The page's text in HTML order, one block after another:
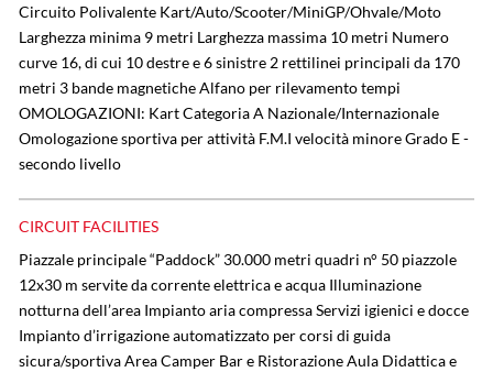
Circuito Polivalente Kart/Auto/Scooter/MiniGP/Ohvale/Moto
Larghezza minima 9 metri Larghezza massima 10 metri Numero
curve 16, di cui 10 destre e 6 sinistre 2 rettilinei principali da 170
metri 3 bande magnetiche Alfano per rilevamento tempi
OMOLOGAZIONI: Kart Categoria A Nazionale/Internazionale
Omologazione sportiva per attività F.M.I velocità minore Grado E -
secondo livello
CIRCUIT FACILITIES
Piazzale principale “Paddock” 30.000 metri quadri n° 50 piazzole
12x30 m servite da corrente elettrica e acqua Illuminazione
notturna dell’area Impianto aria compressa Servizi igienici e docce
Impianto d’irrigazione automatizzato per corsi di guida
sicura/sportiva Area Camper Bar e Ristorazione Aula Didattica e